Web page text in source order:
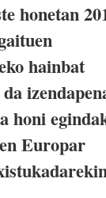
honetan
hainbat
honi
Europar